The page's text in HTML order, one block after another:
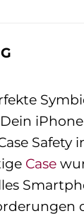
Safety
Case